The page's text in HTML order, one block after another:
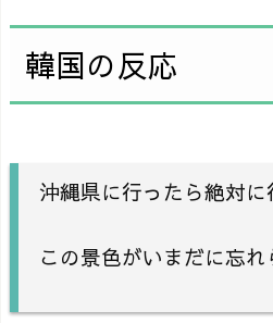
韓国の反応
沖縄県に行ったら絶対に
この景色がいまだに忘れ